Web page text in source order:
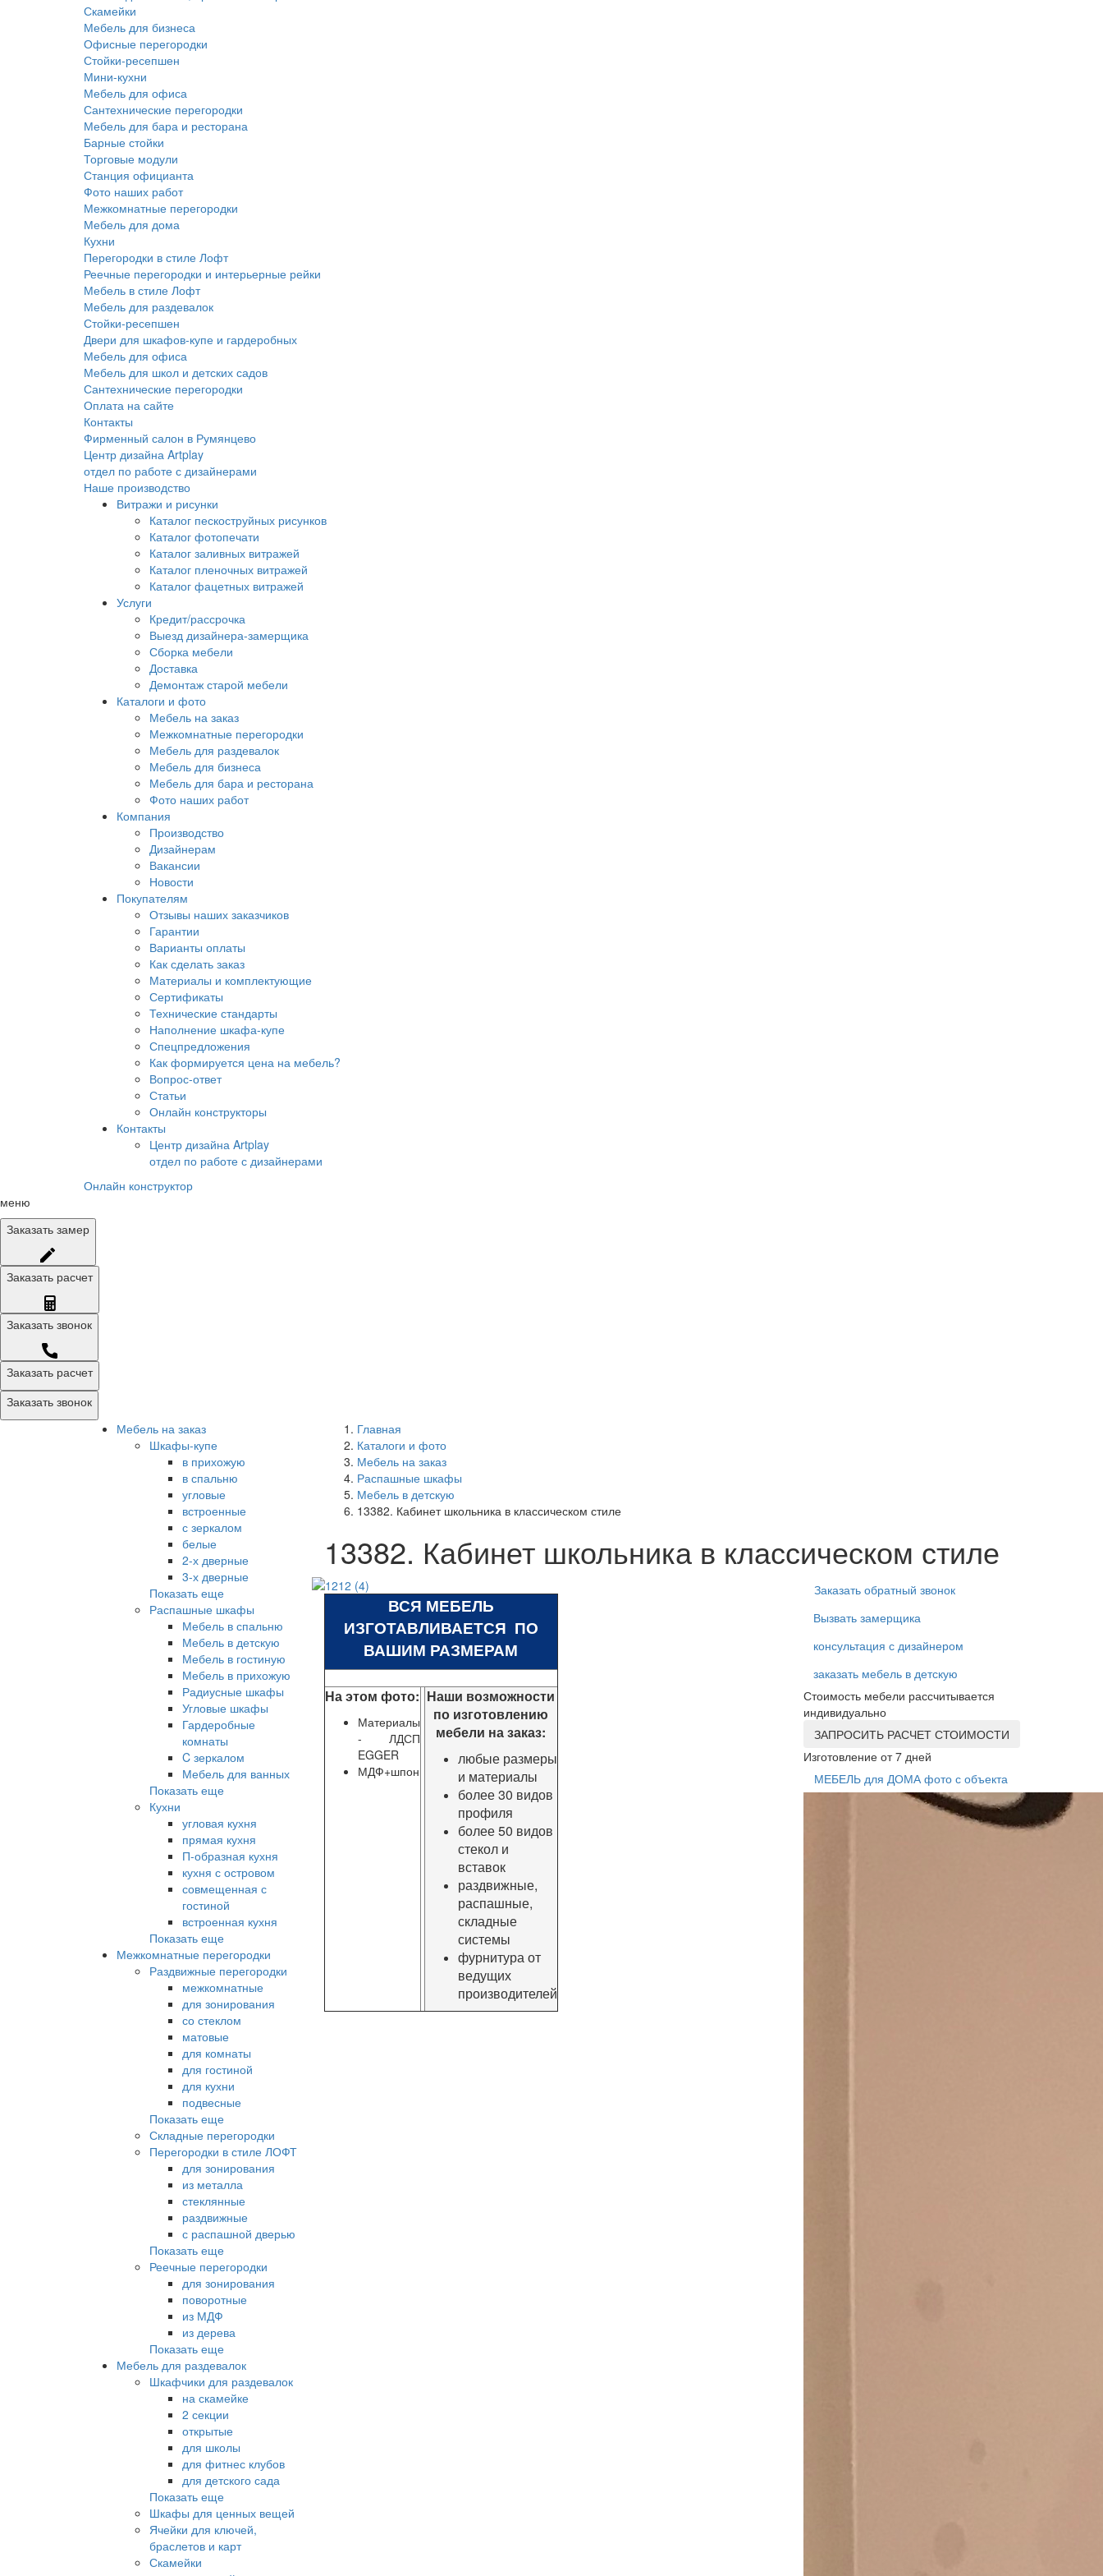
Скамейки
Мебель для бизнеса
Офисные перегородки
Стойки-ресепшен
Мини-кухни
Мебель для офиса
Сантехнические перегородки
Мебель для бара и ресторана
Барные стойки
Торговые модули
Станция официанта
Фото наших работ
Межкомнатные перегородки
Мебель для дома
Кухни
Перегородки в стиле Лофт
Реечные перегородки и интерьерные рейки
Мебель в стиле Лофт
Мебель для раздевалок
Стойки-ресепшен
Двери для шкафов-купе и гардеробных
Мебель для офиса
Мебель для школ и детских садов
Сантехнические перегородки
Оплата на сайте
Контакты
Фирменный салон в Румянцево
Центр дизайна Artplay
отдел по работе с дизайнерами
Наше производство
Витражи и рисунки
Каталог пескоструйных рисунков
Каталог фотопечати
Каталог заливных витражей
Каталог пленочных витражей
Каталог фацетных витражей
Услуги
Кредит/рассрочка
Выезд дизайнера-замерщика
Сборка мебели
Доставка
Демонтаж старой мебели
Каталоги и фото
Мебель на заказ
Межкомнатные перегородки
Мебель для раздевалок
Мебель для бизнеса
Мебель для бара и ресторана
Фото наших работ
Компания
Производство
Дизайнерам
Вакансии
Новости
Покупателям
Отзывы наших заказчиков
Гарантии
Варианты оплаты
Как сделать заказ
Материалы и комплектующие
Сертификаты
Технические стандарты
Наполнение шкафа-купе
Спецпредложения
Как формируется цена на мебель?
Вопрос-ответ
Статьи
Онлайн конструкторы
Контакты
Центр дизайна Artplay
отдел по работе с дизайнерами
Онлайн конструктор
меню
Заказать замер
Заказать расчет
Заказать звонок
Заказать расчет
Заказать звонок
Мебель на заказ
Шкафы-купе
в прихожую
в спальню
угловые
встроенные
с зеркалом
белые
2-х дверные
3-х дверные
Показать еще
Распашные шкафы
Мебель в спальню
Мебель в детскую
Мебель в гостиную
Мебель в прихожую
Радиусные шкафы
Угловые шкафы
Гардеробные
комнаты
C зеркалом
Мебель для ванных
Показать еще
Кухни
угловая кухня
прямая кухня
П-образная кухня
кухня с островом
совмещенная с
гостиной
встроенная кухня
Показать еще
Межкомнатные перегородки
Раздвижные перегородки
межкомнатные
для зонирования
со стеклом
матовые
для комнаты
для гостиной
для кухни
подвесные
Показать еще
Складные перегородки
Перегородки в стиле ЛОФТ
для зонирования
из металла
стеклянные
раздвижные
с распашной дверью
Показать еще
Реечные перегородки
для зонирования
поворотные
из МДФ
из дерева
Показать еще
Мебель для раздевалок
Шкафчики для раздевалок
на скамейке
2 секции
открытые
для школы
для фитнес клубов
для детского сада
Показать еще
Шкафы для ценных вещей
Ячейки для ключей,
браслетов и карт
Скамейки
Главная
Каталоги и фото
Мебель на заказ
Распашные шкафы
Мебель в детскую
13382. Кабинет школьника в классическом стиле
13382. Кабинет школьника в классическом стиле
ВСЯ МЕБЕЛЬ
ИЗГОТАВЛИВАЕТСЯ ПО
ВАШИМ РАЗМЕРАМ
На этом фото:
Материалы
- ЛДСП
EGGER
МДФ+шпон
Наши возможности
по изготовлению
мебели на заказ:
любые размеры
и материалы
более 30 видов
профиля
более 50 видов
стекол и
вставок
раздвижные,
распашные,
складные
системы
фурнитура от
ведущих
производителей
Заказать обратный звонок
Вызвать замерщика
консультация с дизайнером
заказать мебель в детскую
Стоимость мебели рассчитывается
индивидуально
ЗАПРОСИТЬ РАСЧЕТ СТОИМОСТИ
Изготовление от 7 дней
МЕБЕЛЬ для ДОМА фото с объекта